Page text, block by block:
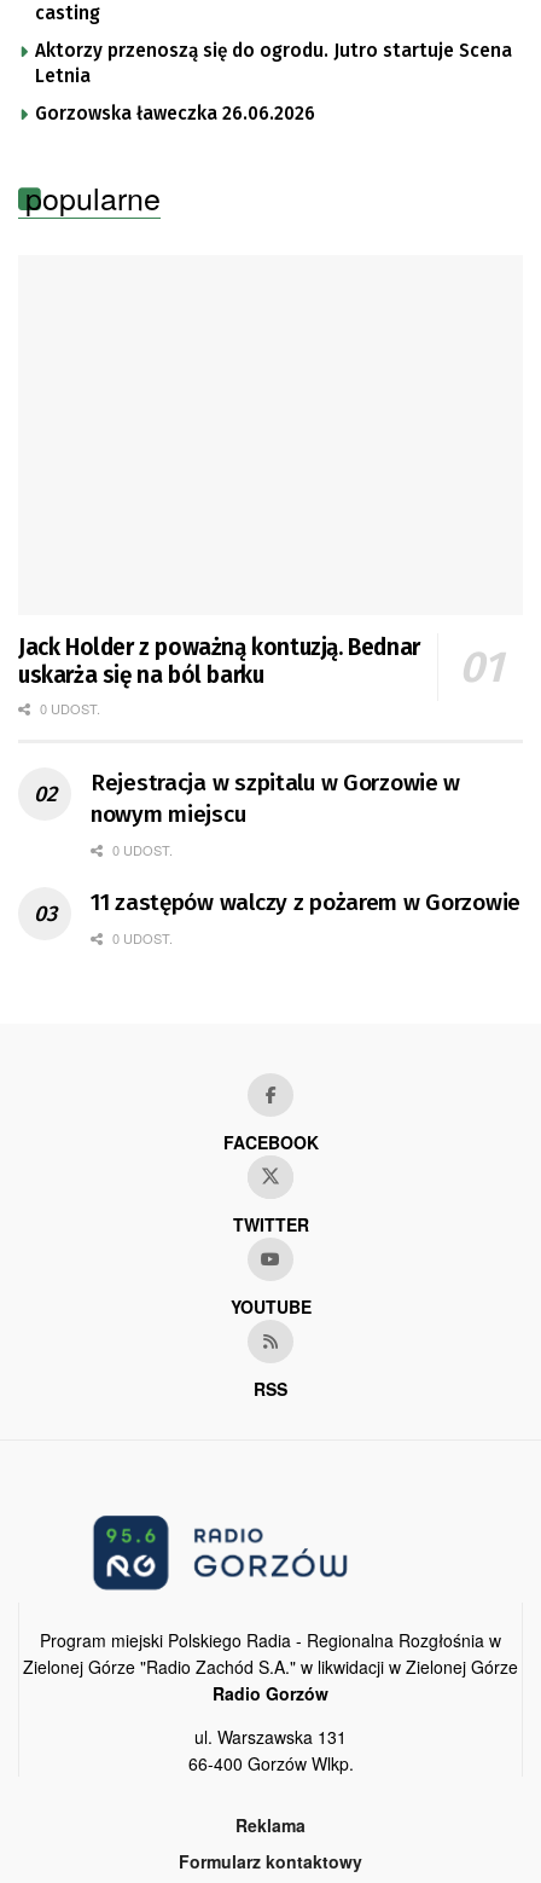
casting
Aktorzy przenoszą się do ogrodu. Jutro startuje Scena
Letnia
Gorzowska ławeczka 26.06.2026
popularne
Jack Holder z poważną kontuzją. Bednar
uskarża się na ból barku
0 UDOST.
Rejestracja w szpitalu w Gorzowie w
nowym miejscu
0 UDOST.
11 zastępów walczy z pożarem w Gorzowie
0 UDOST.
FACEBOOK
TWITTER
YOUTUBE
RSS
Program miejski Polskiego Radia - Regionalna Rozgłośnia w
Zielonej Górze "Radio Zachód S.A." w likwidacji w Zielonej Górze
Radio Gorzów
ul. Warszawska 131
66-400 Gorzów Wlkp.
Reklama
Formularz kontaktowy